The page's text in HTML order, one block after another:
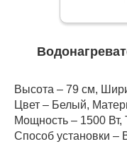
Высота – 79 см,
Цвет – Белый,
Мощность – 1500 Вт,
Способ установки –